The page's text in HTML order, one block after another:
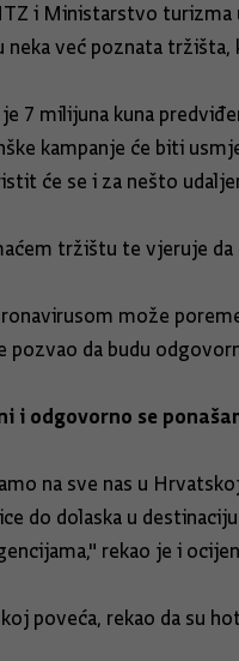
i Ministarstvo turizma
već poznata
7 milijuna kuna
kampanje će biti
će se i za nešto
tržištu te vjeruje
može
da budu
i odgovorno se
na sve nas u
do dolaska u
rekao je i
poveća, rekao da su